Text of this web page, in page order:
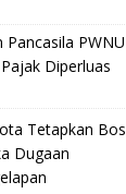
Pancasila PWNU
Diperluas
Tetapkan Bos
Dugaan